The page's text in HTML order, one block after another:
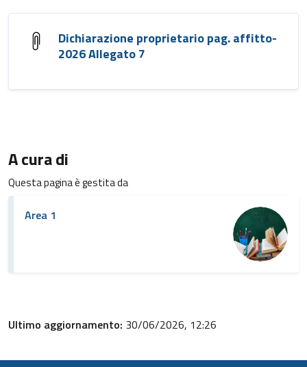
Dichiarazione proprietario pag. affitto-
2026 Allegato 7
A cura di
Questa pagina è gestita da
Area 1
Ultimo aggiornamento: 30/06/2026, 12:26